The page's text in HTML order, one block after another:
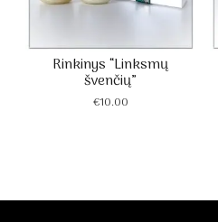
Rinkinys “Linksmų
švenčių”
€10.00